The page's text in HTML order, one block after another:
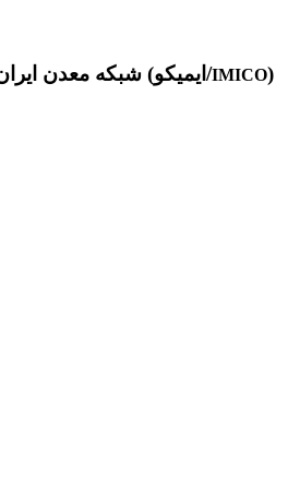
شبکه معدن ایران (ایمیکو/IMICO)